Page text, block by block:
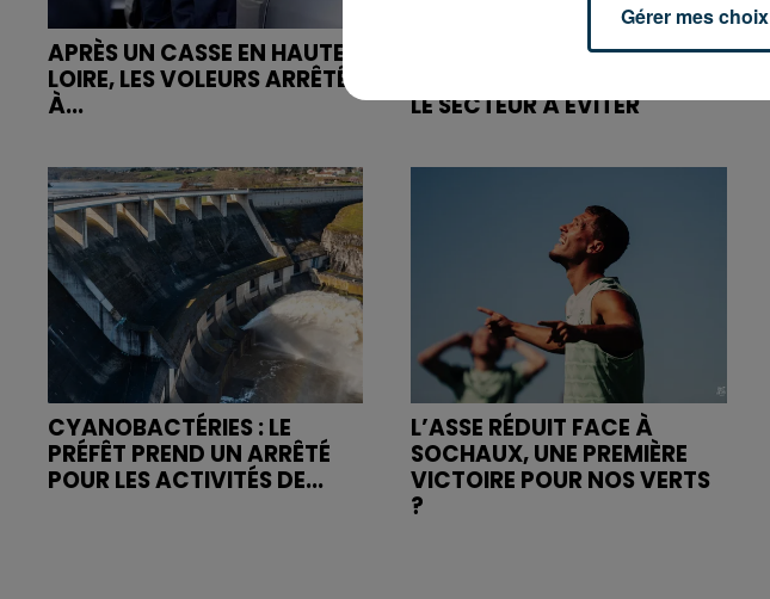
APRÈS UN CASSE EN HAUTE-
LOIRE, LES VOLEURS ARRÊTÉS
À...
SAINT-ETIENNE : DÉPART DE
LE SECTEUR À ÉVITER
CYANOBACTÉRIES : LE
PRÉFÊT PREND UN ARRÊTÉ
POUR LES ACTIVITÉS DE...
L’ASSE RÉDUIT FACE À
SOCHAUX, UNE PREMIÈRE
VICTOIRE POUR NOS VERTS
?
Gérer mes choix